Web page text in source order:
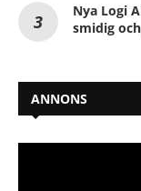
Nya Logi
smidig
ANNONS